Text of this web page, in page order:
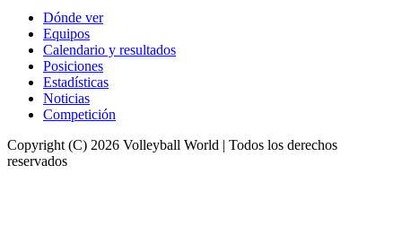
Dónde ver
Equipos
Calendario y resultados
Posiciones
Estadísticas
Noticias
Competición
Copyright (C) 2026 Volleyball World | Todos los derechos
reservados